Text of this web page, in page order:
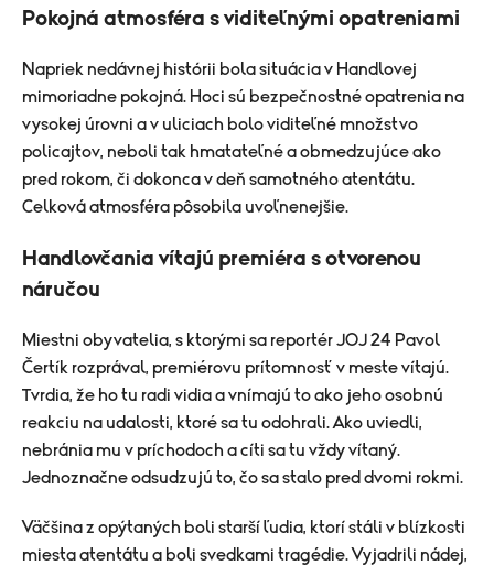
Pokojná atmosféra s viditeľnými opatreniami
Napriek nedávnej histórii bola situácia v Handlovej
mimoriadne pokojná. Hoci sú bezpečnostné opatrenia na
vysokej úrovni a v uliciach bolo viditeľné množstvo
policajtov, neboli tak hmatateľné a obmedzujúce ako
pred rokom, či dokonca v deň samotného atentátu.
Celková atmosféra pôsobila uvoľnenejšie.
Handlovčania vítajú premiéra s otvorenou
náručou
Miestni obyvatelia, s ktorými sa reportér JOJ 24 Pavol
Čertík rozprával, premiérovu prítomnosť v meste vítajú.
Tvrdia, že ho tu radi vidia a vnímajú to ako jeho osobnú
reakciu na udalosti, ktoré sa tu odohrali. Ako uviedli,
nebránia mu v príchodoch a cíti sa tu vždy vítaný.
Jednoznačne odsudzujú to, čo sa stalo pred dvomi rokmi.
Väčšina z opýtaných boli starší ľudia, ktorí stáli v blízkosti
miesta atentátu a boli svedkami tragédie. Vyjadrili nádej,